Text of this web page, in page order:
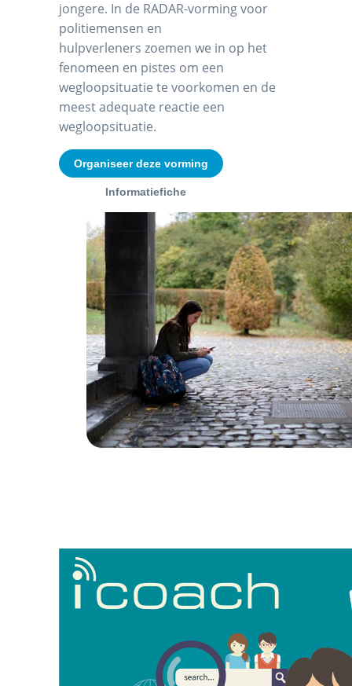
jongere. In de RADAR-vorming voor
politiemensen en
hulpverleners zoemen we in op het
fenomeen en pistes om een
wegloopsituatie te voorkomen en de
meest adequate reactie een
wegloopsituatie.
Organiseer deze vorming
Informatiefiche